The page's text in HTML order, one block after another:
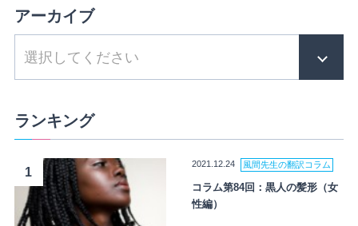
アーカイブ
ランキング
1
2021.12.24 風間先生の翻訳コラム
コラム第84回：黒人の髪形（女
性編）